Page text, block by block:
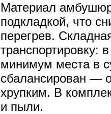
Материал
подкладкой, что
перегрев.
транспортировку:
минимум места в
сбалансирован —
хрупким. В
и пыли.